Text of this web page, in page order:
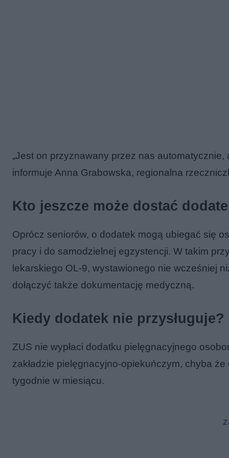
„Jest on przyznawany przez nas
informuje Anna Grabowska, regionalna
Kto jeszcze może dostać
Oprócz seniorów, o dodatek mogą ubiegać się
pracy i do samodzielnej egzystencji. W takim
lekarskiego OL-9, wystawionego nie wcześniej
dołączyć także dokumentację medyczną.
Kiedy dodatek nie przysługuje?
ZUS nie wypłaci dodatku pielęgnacyjnego
zakładzie pielęgnacyjno-opiekuńczym, chyba
tygodnie w miesiącu.